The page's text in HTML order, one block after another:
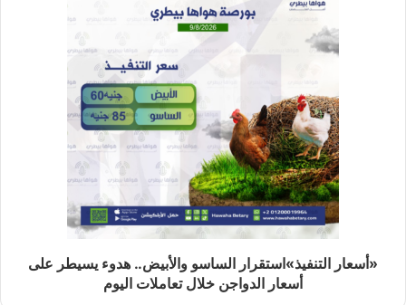
«أسعار التنفيذ»استقرار الساسو والأبيض.. هدوء يسيطر على
أسعار الدواجن خلال تعاملات اليوم